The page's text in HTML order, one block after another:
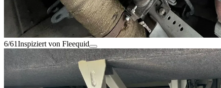
6/61Inspiziert von Fleequid